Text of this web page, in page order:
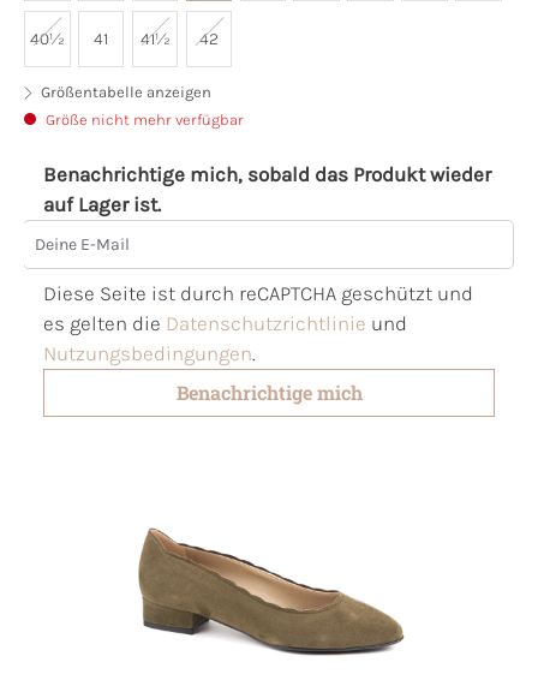
40½ 41 41½ 42
Größentabelle anzeigen
Größe nicht mehr verfügbar
Benachrichtige mich, sobald das Produkt wieder
auf Lager ist.
Deine E-Mail
Diese Seite ist durch reCAPTCHA geschützt und
es gelten die Datenschutzrichtlinie und
Nutzungsbedingungen.
Benachrichtige mich